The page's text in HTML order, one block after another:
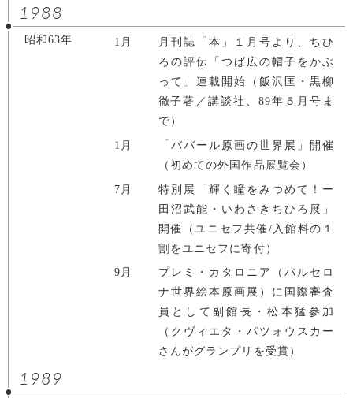
1988
昭和63年 1月
月刊誌「本」１月号より、ちひ
ろの評伝「つば広の帽子をかぶ
って」連載開始（飯沢匡・黒柳
徹子著／講談社、89年５月号ま
で）
1月
「ババール原画の世界展」開催
（初めての外国作品展覧会）
7月
特別展「輝く瞳をみつめて！ー
田沼武能・いわさきちひろ展」
開催（ユニセフ共催/入館料の１
割をユニセフに寄付）
9月
プレミ・カタロニア（バルセロ
ナ世界絵本原画展）に国際審査
員として副館長・松本猛参加
（クヴィエタ・パツォウスカー
さんがグランプリを受賞）
1989